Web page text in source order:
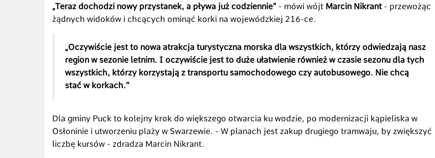
„Teraz dochodzi nowy przystanek, a pływa już codziennie” - mówi wójt Marcin Nikrant- przewożąc
żądnych widoków i chcących ominąć korki na wojewódzkiej 216-ce.
„Oczywiście jest to nowa atrakcja turystyczna morska dla wszystkich, którzy odwiedzają nasz
region w sezonie letnim. I oczywiście jest to duże ułatwienie również w czasie sezonu dla tych
wszystkich, którzy korzystają z transportu samochodowego czy autobusowego. Nie chcą
stać w korkach.”
Dla gminy Puck to kolejny krok do większego otwarcia ku wodzie, po modernizacji kąpieliska w
Osłoninie i utworzeniu plaży w Swarzewie. - W planach jest zakup drugiego tramwaju, by zwiększyć
liczbę kursów - zdradza Marcin Nikrant.